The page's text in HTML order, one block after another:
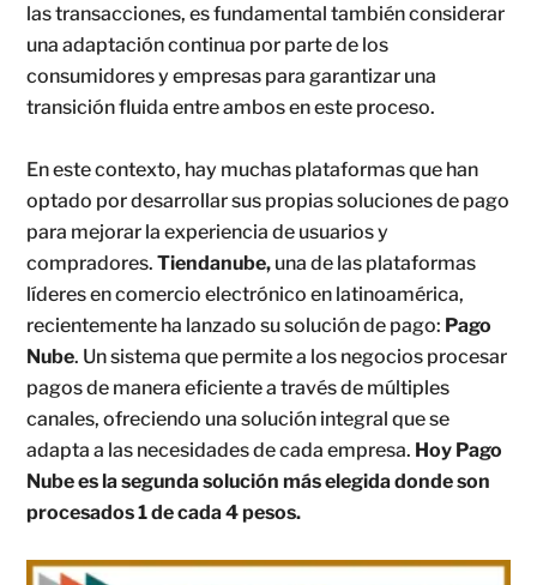
las transacciones, es fundamental también considerar
una adaptación continua por parte de los
consumidores y empresas para garantizar una
transición fluida entre ambos en este proceso.
En este contexto, hay muchas plataformas que han
optado por desarrollar sus propias soluciones de pago
para mejorar la experiencia de usuarios y
compradores. Tiendanube, una de las plataformas
líderes en comercio electrónico en latinoamérica,
recientemente ha lanzado su solución de pago: Pago
Nube. Un sistema que permite a los negocios procesar
pagos de manera eficiente a través de múltiples
canales, ofreciendo una solución integral que se
adapta a las necesidades de cada empresa. Hoy Pago
Nube es la segunda solución más elegida donde son
procesados 1 de cada 4 pesos.